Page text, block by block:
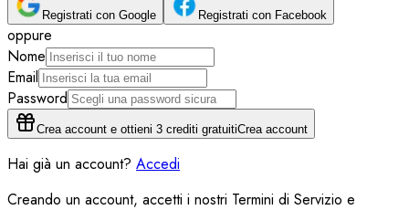
Registrati con Google Registrati con Facebook
oppure
Nome
Email
Password
Crea account e ottieni 3 crediti gratuitiCrea account
Hai già un account? Accedi
Creando un account, accetti i nostri Termini di Servizio e